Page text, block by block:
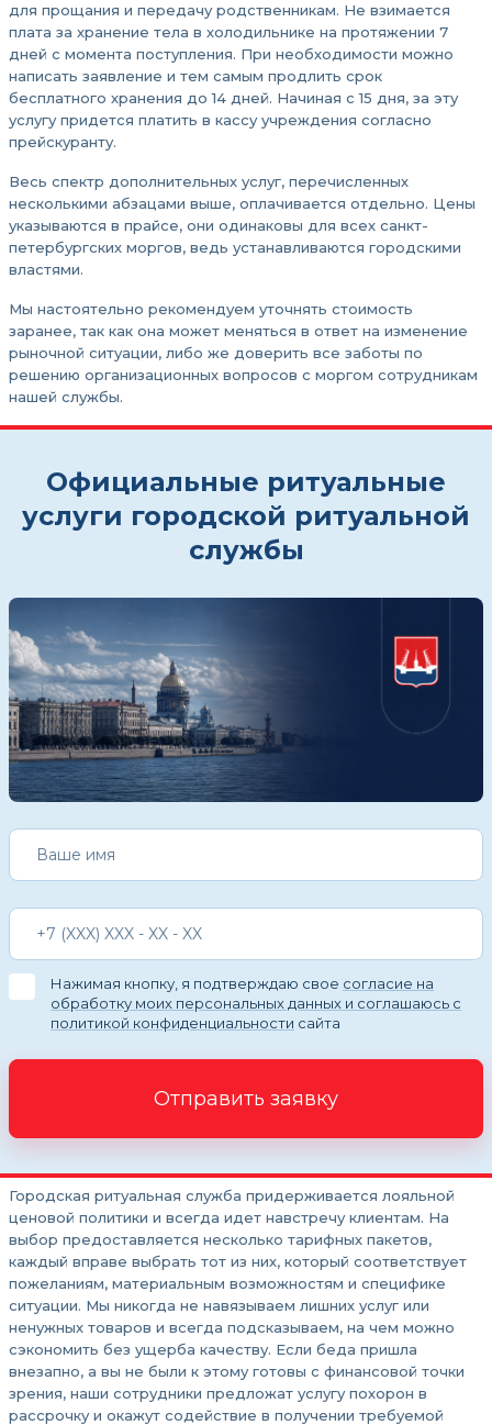
для прощания и передачу родственникам. Не взимается
плата за хранение тела в холодильнике на протяжении 7
дней с момента поступления. При необходимости можно
написать заявление и тем самым продлить срок
бесплатного хранения до 14 дней. Начиная с 15 дня, за эту
услугу придется платить в кассу учреждения согласно
прейскуранту.
Весь спектр дополнительных услуг, перечисленных
несколькими абзацами выше, оплачивается отдельно. Цены
указываются в прайсе, они одинаковы для всех санкт-
петербургских моргов, ведь устанавливаются городскими
властями.
Мы настоятельно рекомендуем уточнять стоимость
заранее, так как она может меняться в ответ на изменение
рыночной ситуации, либо же доверить все заботы по
решению организационных вопросов с моргом сотрудникам
нашей службы.
Официальные ритуальные
услуги городской ритуальной
службы
Нажимая кнопку, я подтверждаю свое согласие на
обработку моих персональных данных и соглашаюсь с
политикой конфиденциальности сайта
Отправить заявку
Городская ритуальная служба придерживается лояльной
ценовой политики и всегда идет навстречу клиентам. На
выбор предоставляется несколько тарифных пакетов,
каждый вправе выбрать тот из них, который соответствует
пожеланиям, материальным возможностям и специфике
ситуации. Мы никогда не навязываем лишних услуг или
ненужных товаров и всегда подсказываем, на чем можно
сэкономить без ущерба качеству. Если беда пришла
внезапно, а вы не были к этому готовы с финансовой точки
зрения, наши сотрудники предложат услугу похорон в
рассрочку и окажут содействие в получении требуемой